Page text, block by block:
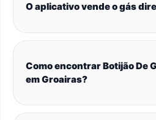
O aplicativo vende o gás
Como encontrar Botijão De
em Groairas?